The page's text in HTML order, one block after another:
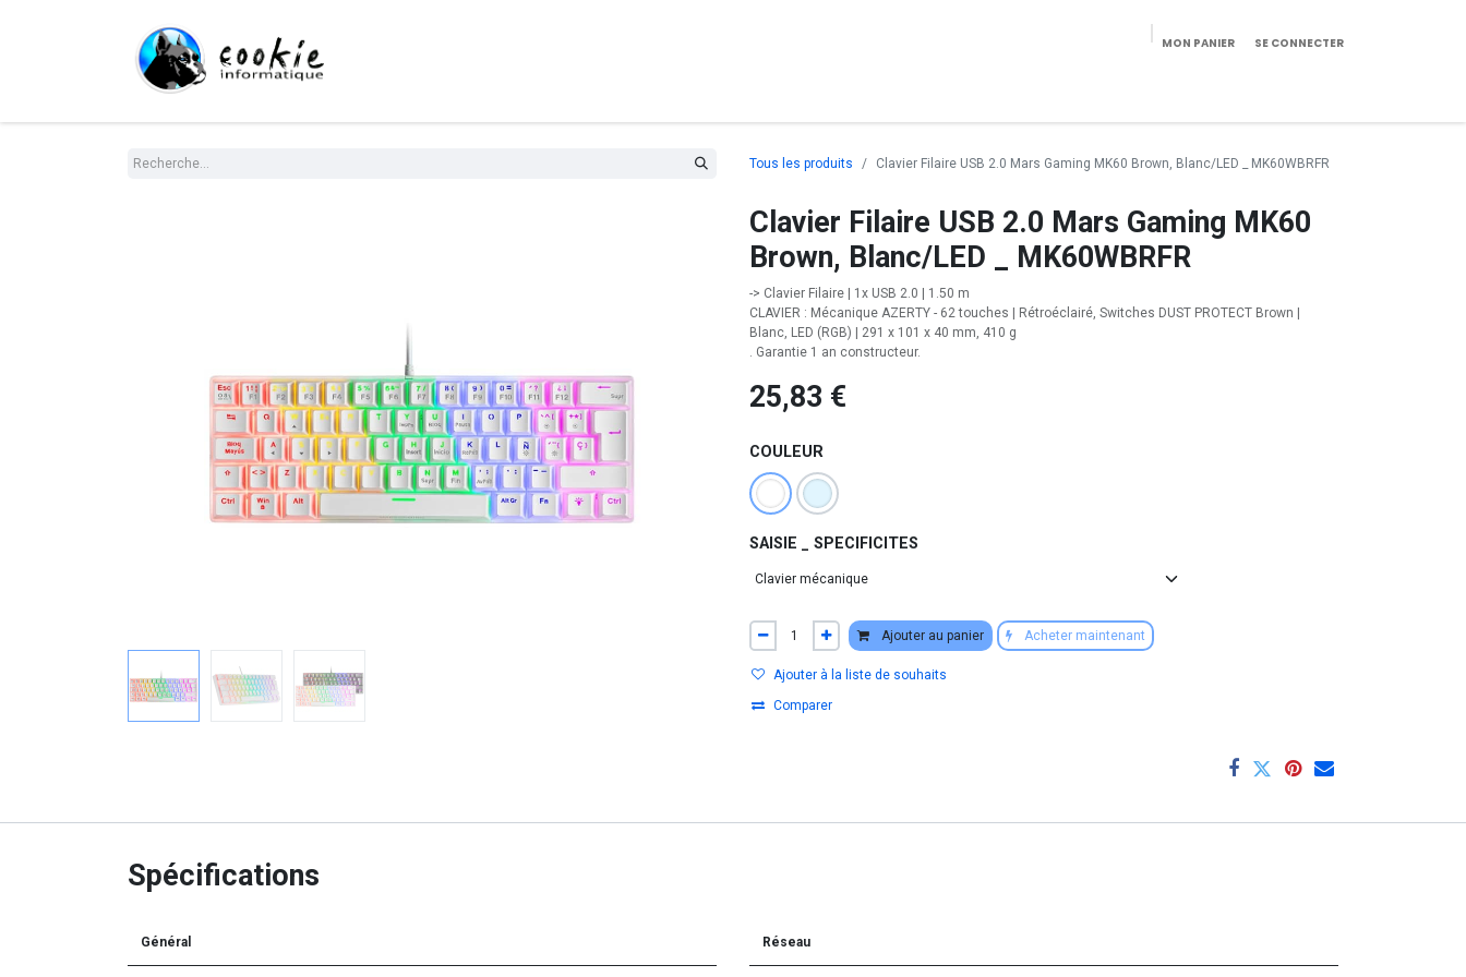
MON PANIER SE CONNECTER
Tous les produits Clavier Filaire USB 2.0 Mars Gaming MK60 Brown, Blanc/LED _ MK60WBRFR
Clavier Filaire USB 2.0 Mars Gaming MK60
Brown, Blanc/LED _ MK60WBRFR
-> Clavier Filaire | 1x USB 2.0 | 1.50 m
CLAVIER : Mécanique AZERTY - 62 touches | Rétroéclairé, Switches DUST PROTECT Brown |
Blanc, LED (RGB) | 291 x 101 x 40 mm, 410 g
. Garantie 1 an constructeur.
25,83 €
COULEUR
SAISIE _ SPECIFICITES
Ajouter au panier Acheter maintenant
Ajouter à la liste de souhaits
Comparer
Spécifications
Général Réseau